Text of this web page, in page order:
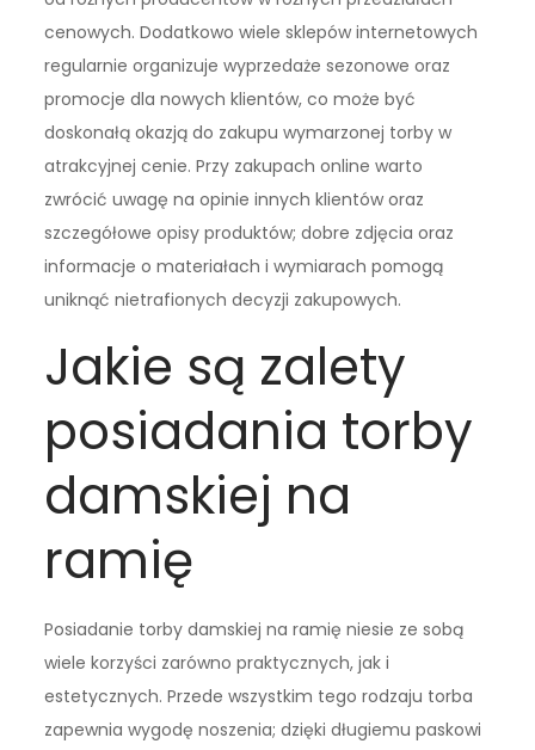
cenowych. Dodatkowo wiele sklepów internetowych
regularnie organizuje wyprzedaże sezonowe oraz
promocje dla nowych klientów, co może być
doskonałą okazją do zakupu wymarzonej torby w
atrakcyjnej cenie. Przy zakupach online warto
zwrócić uwagę na opinie innych klientów oraz
szczegółowe opisy produktów; dobre zdjęcia oraz
informacje o materiałach i wymiarach pomogą
uniknąć nietrafionych decyzji zakupowych.
Jakie są zalety
posiadania torby
damskiej na
ramię
Posiadanie torby damskiej na ramię niesie ze sobą
wiele korzyści zarówno praktycznych, jak i
estetycznych. Przede wszystkim tego rodzaju torba
zapewnia wygodę noszenia; dzięki długiemu paskowi